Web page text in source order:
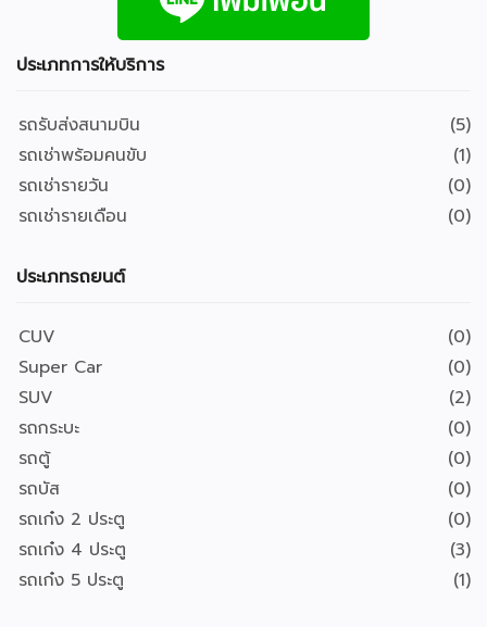
ประเภทการให้บริการ
รถรับส่งสนามบิน
(5)
รถเช่าพร้อมคนขับ
(1)
รถเช่ารายวัน
(0)
รถเช่ารายเดือน
(0)
ประเภทรถยนต์
CUV
(0)
Super Car
(0)
SUV
(2)
รถกระบะ
(0)
รถตู้
(0)
รถบัส
(0)
รถเก๋ง 2 ประตู
(0)
รถเก๋ง 4 ประตู
(3)
รถเก๋ง 5 ประตู
(1)